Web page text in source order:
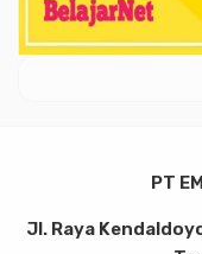
PT
Jl. Raya